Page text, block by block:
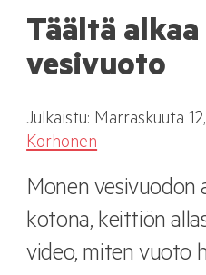
Täältä
vesivuoto
Julkaistu: Marraskuuta
Korhonen
Monen vesivuodon
kotona, keittiön
video, miten vuoto